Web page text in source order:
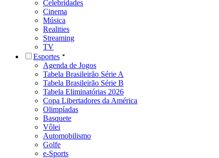
Celebridades
Cinema
Música
Realities
Streaming
TV
Esportes
Agenda de Jogos
Tabela Brasileirão Série A
Tabela Brasileirão Série B
Tabela Eliminatórias 2026
Copa Libertadores da América
Olimpíadas
Basquete
Vôlei
Automobilismo
Golfe
e-Sports